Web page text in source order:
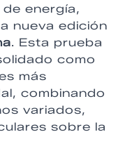
energía,
nueva edición
. Esta prueba
como
más
combinando
variados,
sobre la